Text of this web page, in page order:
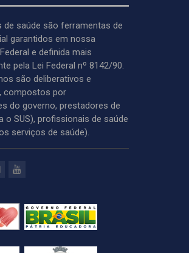
de saúde são ferramentas de
garantidos em nossa
e definida mais
pela Lei Federal nº 8142/90.
são deliberativos e
compostos por
do governo, prestadores de
o SUS), profissionais de saúde
serviços de saúde).